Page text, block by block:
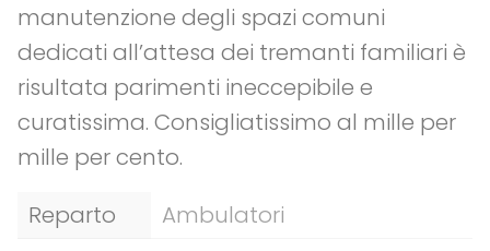
manutenzione degli spazi comuni
dedicati all’attesa dei tremanti familiari è
risultata parimenti ineccepibile e
curatissima. Consigliatissimo al mille per
mille per cento.
Reparto
Ambulatori